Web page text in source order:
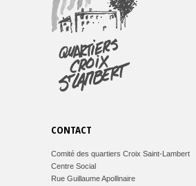
CONTACT
Comité des quartiers Croix Saint-Lambert
Centre Social
Rue Guillaume Apollinaire